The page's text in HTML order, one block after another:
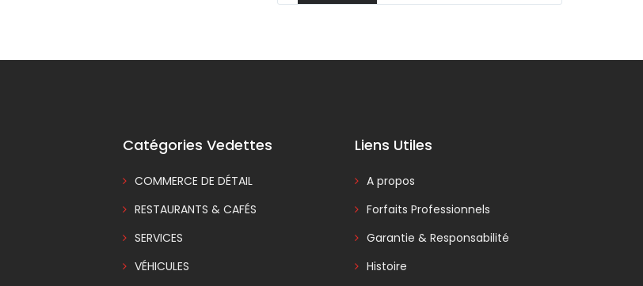
Catégories Vedettes
COMMERCE DE DÉTAIL
RESTAURANTS & CAFÉS
SERVICES
VÉHICULES
Liens Utiles
A propos
Forfaits Professionnels
Garantie & Responsabilité
Histoire